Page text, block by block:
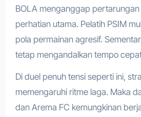
BOLA menganggap pertarungan
perhatian utama. Pelatih PSIM
pola permainan agresif.
tetap mengandalkan tempo
Di duel penuh tensi seperti ini,
memengaruhi ritme laga. Maka
dan Arema FC kemungkinan